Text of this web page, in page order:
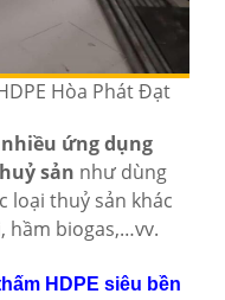
Hòa Phát Đạt
ứng dụng
sản như dùng
loại thuỷ sản khác
hầm biogas,…vv.
HDPE siêu bền